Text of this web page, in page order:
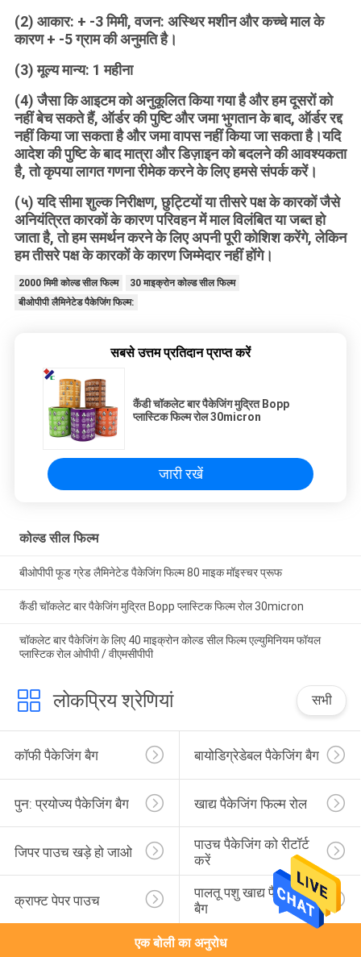
(2) आकार: + -3 मिमी, वजन: अस्थिर मशीन और कच्चे माल के
कारण + -5 ग्राम की अनुमति है।
(3)मूल्य मान्य: 1 महीना
(4)जैसा कि आइटम को अनुकूलित किया गया है और हम दूसरों को
नहीं बेच सकते हैं, ऑर्डर की पुष्टि और जमा भुगतान के बाद, ऑर्डर रद्द
नहीं किया जा सकता है और जमा वापस नहीं किया जा सकता है।यदि
आदेश की पुष्टि के बाद मात्रा और डिज़ाइन को बदलने की आवश्यकता
है, तो कृपया लागत गणना रीमेक करने के लिए हमसे संपर्क करें।
(५)यदि सीमा शुल्क निरीक्षण, छुट्टियों या तीसरे पक्ष के कारकों जैसे
अनियंत्रित कारकों के कारण परिवहन में माल विलंबित या जब्त हो
जाता है, तो हम समर्थन करने के लिए अपनी पूरी कोशिश करेंगे, लेकिन
हम तीसरे पक्ष के कारकों के कारण जिम्मेदार नहीं होंगे।
2000 मिमी कोल्ड सील फिल्म
30 माइक्रोन कोल्ड सील फिल्म
बीओपीपी लैमिनेटेड पैकेजिंग फिल्म:
सबसे उत्तम प्रतिदान प्राप्त करें
कैंडी चॉकलेट बार पैकेजिंग मुद्रित Bopp
प्लास्टिक फिल्म रोल 30micron
जारी रखें
कोल्ड सील फिल्म
बीओपीपी फूड ग्रेड लैमिनेटेड पैकेजिंग फिल्म 80 माइक मॉइस्चर प्रूफ
कैंडी चॉकलेट बार पैकेजिंग मुद्रित Bopp प्लास्टिक फिल्म रोल 30micron
चॉकलेट बार पैकेजिंग के लिए 40 माइक्रोन कोल्ड सील फिल्म एल्युमिनियम फॉयल
प्लास्टिक रोल ओपीपी / वीएमसीपीपी
लोकप्रिय श्रेणियां सभी
कॉफी पैकेजिंग बैग बायोडिग्रेडेबल पैकेजिंग बैग
पुन: प्रयोज्य पैकेजिंग बैग खाद्य पैकेजिंग फिल्म रोल
जिपर पाउच खड़े हो जाओ
पाउच पैकेजिंग को रीटॉर्ट
करें
क्राफ्ट पेपर पाउच
पालतू पशु खाद्य पैकेजिंग
बैग
एक बोली का अनुरोध